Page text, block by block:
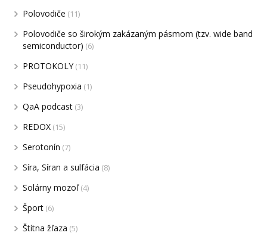
Polovodiče (11)
Polovodiče so širokým zakázaným pásmom (tzv. wide band
semiconductor) (6)
PROTOKOLY(11)
Pseudohypoxia (1)
QaA podcast (3)
REDOX (15)
Serotonín (7)
Síra, Síran a sulfácia (8)
Solárny mozoľ(4)
Šport (6)
Štítna žľaza (5)